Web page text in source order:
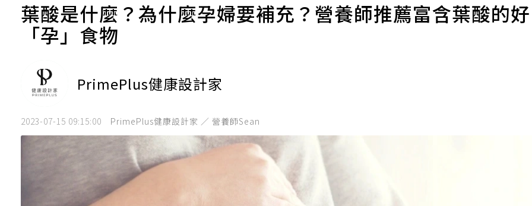
葉酸是什麼？為什麼孕婦要補充？營養師推薦富含葉酸的
「孕」食物
PrimePlus健康設計家
2023-07-15 09:15:00 PrimePlus健康設計家 ／ 營養師Sean